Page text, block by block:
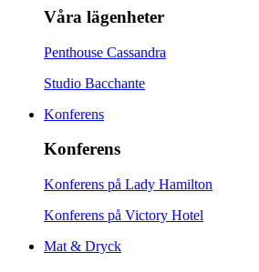
Våra lägenheter
Penthouse Cassandra
Studio Bacchante
Konferens
Konferens
Konferens på Lady Hamilton
Konferens på Victory Hotel
Mat & Dryck